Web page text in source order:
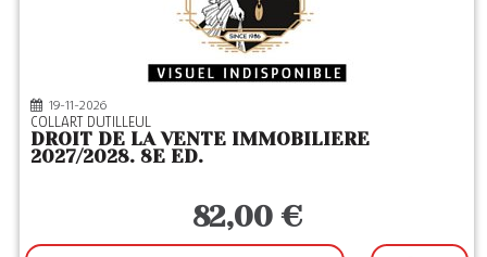
19-11-2026
COLLART DUTILLEUL
DROIT DE LA VENTE IMMOBILIERE
2027/2028. 8E ED.
82,00 €